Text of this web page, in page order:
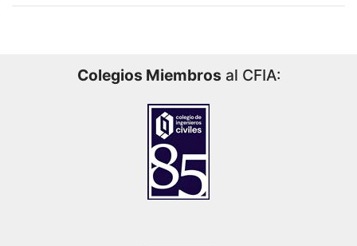
Colegios Miembros al CFIA: